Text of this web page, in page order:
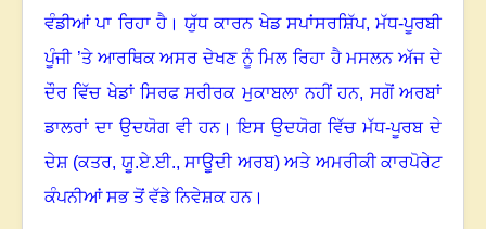
ਵੰਡੀਆਂ ਪਾ ਰਿਹਾ ਹੈ। ਯੁੱਧ ਕਾਰਨ ਖੇਡ ਸਪਾਂਸਰਸ਼ਿੱਪ, ਮੱਧ-ਪੂਰਬੀ
ਪੂੰਜੀ ’ਤੇ ਆਰਥਿਕ ਅਸਰ ਦੇਖਣ ਨੂੰ ਮਿਲ ਰਿਹਾ ਹੈ ਮਸਲਨ ਅੱਜ ਦੇ
ਦੌਰ ਵਿੱਚ ਖੇਡਾਂ ਸਿਰਫ ਸਰੀਰਕ ਮੁਕਾਬਲਾ ਨਹੀਂ ਹਨ, ਸਗੋਂ ਅਰਬਾਂ
ਡਾਲਰਾਂ ਦਾ ਉਦਯੋਗ ਵੀ ਹਨ।ਇਸ ਉਦਯੋਗ ਵਿੱਚ ਮੱਧ-ਪੂਰਬ ਦੇ
ਦੇਸ਼ (ਕਤਰ, ਯੂ.ਏ.ਈ.,ਸਾਊਦੀ ਅਰਬ) ਅਤੇ ਅਮਰੀਕੀ ਕਾਰਪੋਰੇਟ
ਕੰਪਨੀਆਂ ਸਭ ਤੋਂ ਵੱਡੇ ਨਿਵੇਸ਼ਕ ਹਨ।